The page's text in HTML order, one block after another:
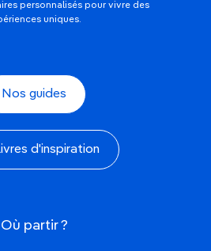
personnalisés pour vivre des
uniques.
Nos guides
d'inspiration
Où partir ?